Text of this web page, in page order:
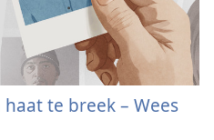
te breek – Wees